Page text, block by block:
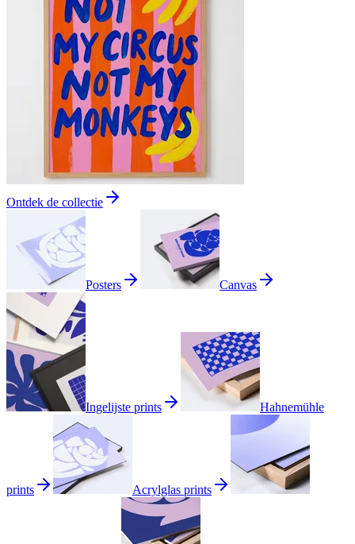
Ontdek de collectie
Posters Canvas
Ingelijste prints Hahnemühle
prints Acrylglas prints